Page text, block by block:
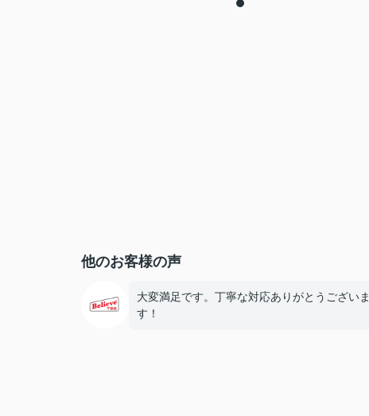
他のお客様の声
大変満足です。丁寧な対応ありがとうございま
す！